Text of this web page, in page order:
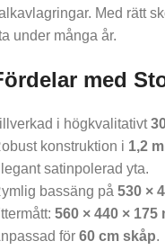
Med rätt
under många år.
med
i högkvalitativt
konstruktion i 1,2
satinpolerad yta.
bassäng på 530 ×
560 × 440 × 175
för 60 cm skåp.